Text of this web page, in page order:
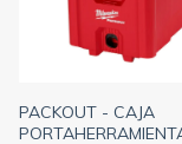
PACKOUT - CAJA